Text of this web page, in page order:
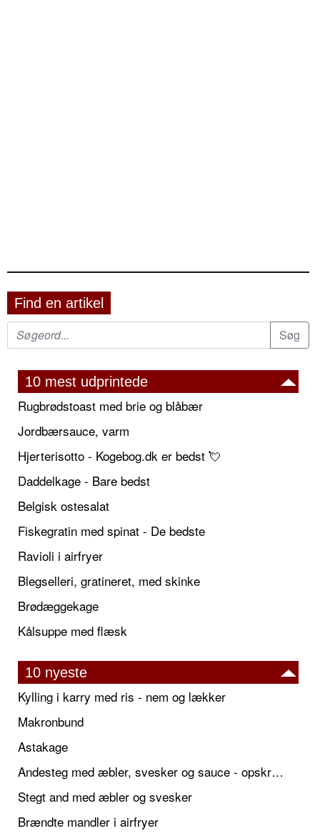
Find en artikel
10 mest udprintede
Rugbrødstoast med brie og blåbær
Jordbærsauce, varm
Hjerterisotto - Kogebog.dk er bedst 💘
Daddelkage - Bare bedst
Belgisk ostesalat
Fiskegratin med spinat - De bedste
Ravioli i airfryer
Blegselleri, gratineret, med skinke
Brødæggekage
Kålsuppe med flæsk
10 nyeste
Kylling i karry med ris - nem og lækker
Makronbund
Astakage
Andesteg med æbler, svesker og sauce - opskrift også til jul
Stegt and med æbler og svesker
Brændte mandler i airfryer